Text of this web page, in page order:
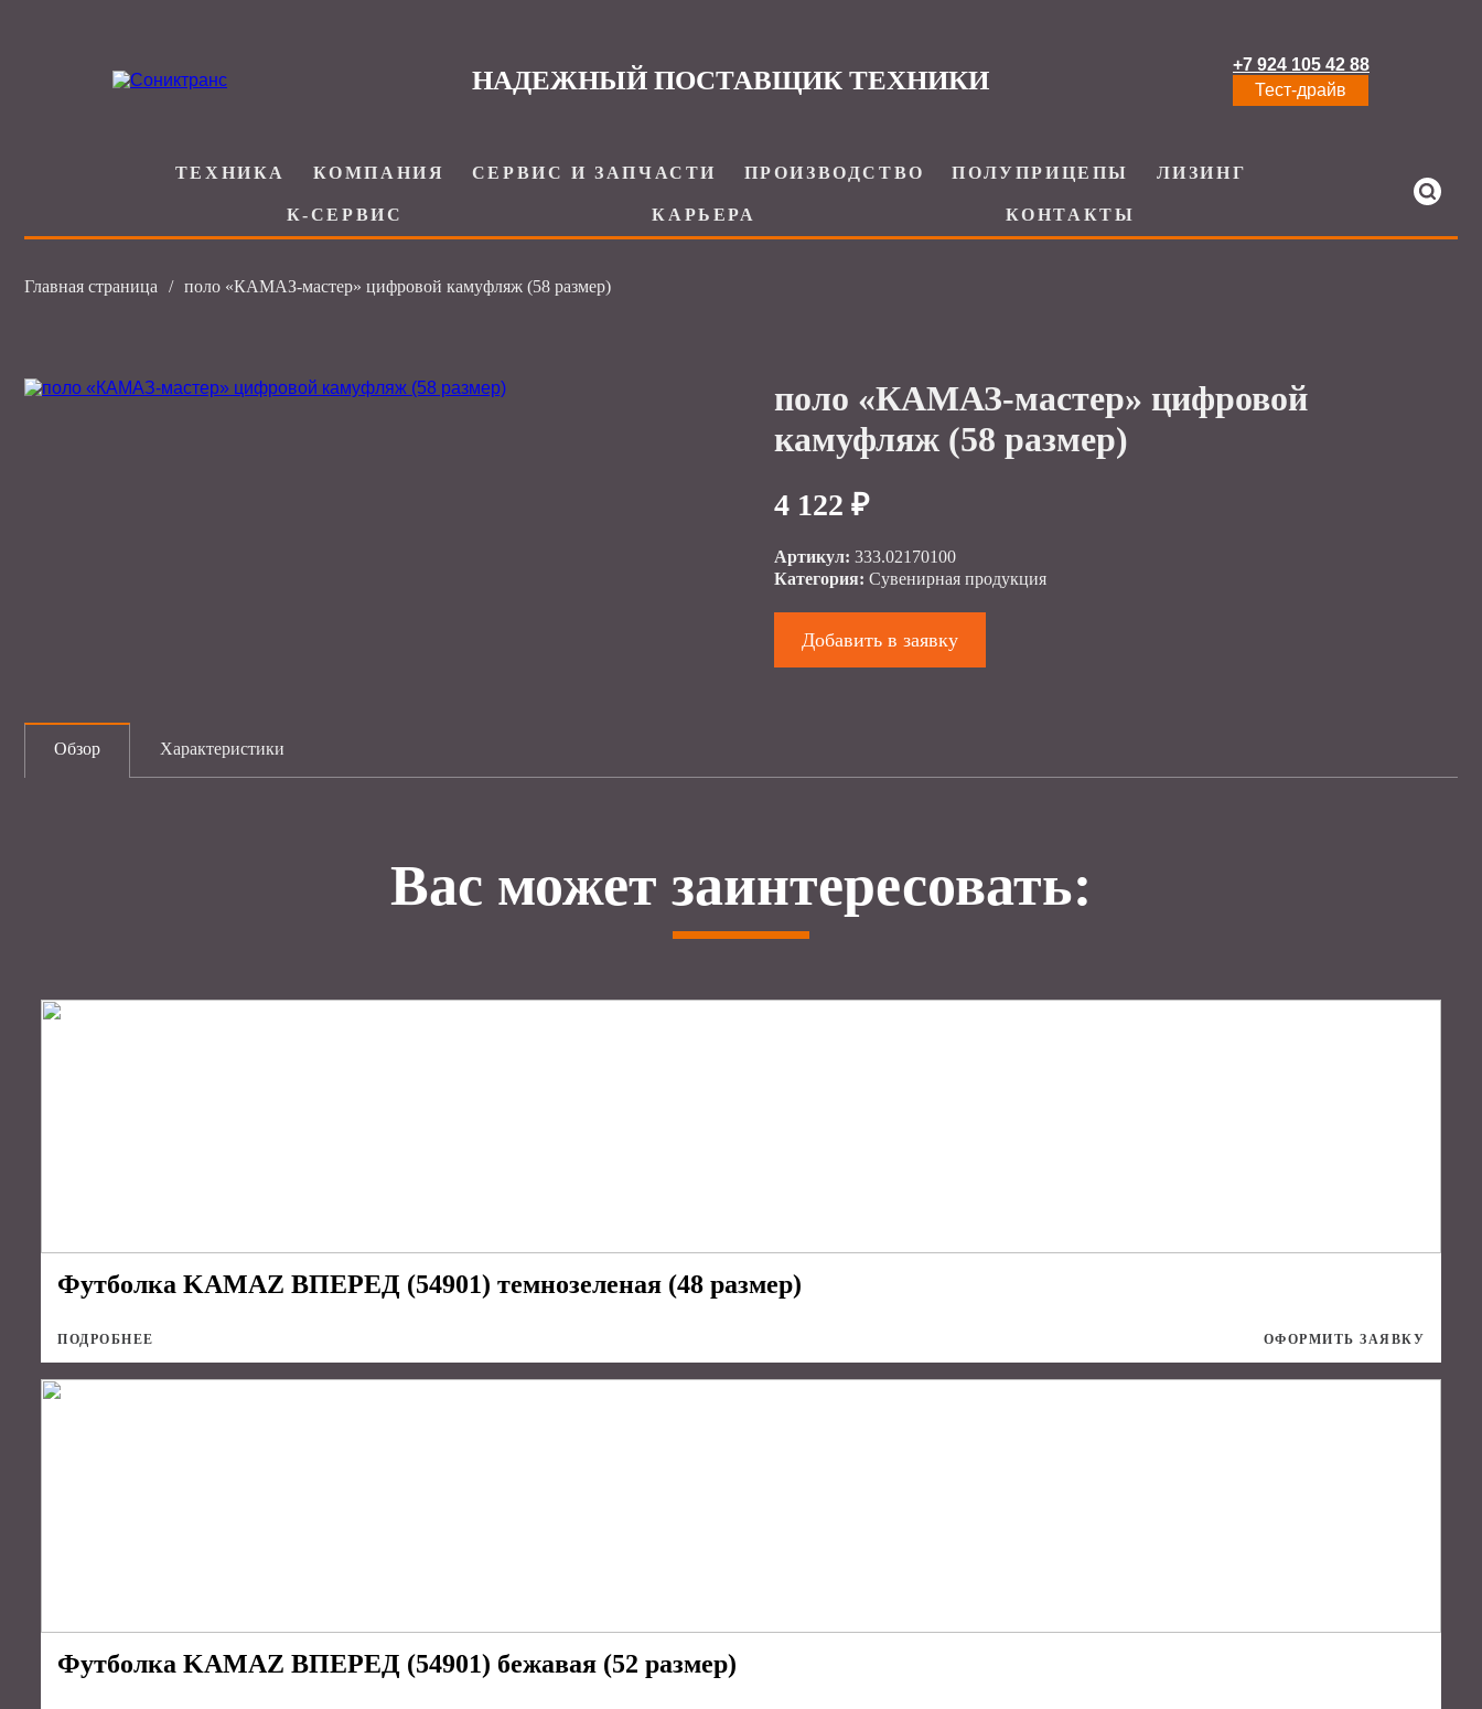
НАДЕЖНЫЙ ПОСТАВЩИК ТЕХНИКИ
+7 924 105 42 88
Тест-драйв
ТЕХНИКА КОМПАНИЯ СЕРВИС И ЗАПЧАСТИ ПРОИЗВОДСТВО ПОЛУПРИЦЕПЫ ЛИЗИНГ
К-СЕРВИС КАРЬЕРА КОНТАКТЫ
Главная страница / поло «КАМАЗ-мастер» цифровой камуфляж (58 размер)
поло «КАМАЗ-мастер» цифровой
камуфляж (58 размер)
4 122 ₽
Артикул: 333.02170100
Категория: Сувенирная продукция
Добавить в заявку
Обзор Характеристики
Вас может заинтересовать:
Футболка KAMAZ ВПЕРЕД (54901) темнозеленая (48 размер)
ПОДРОБНЕЕ ОФОРМИТЬ ЗАЯВКУ
Футболка KAMAZ ВПЕРЕД (54901) бежавая (52 размер)